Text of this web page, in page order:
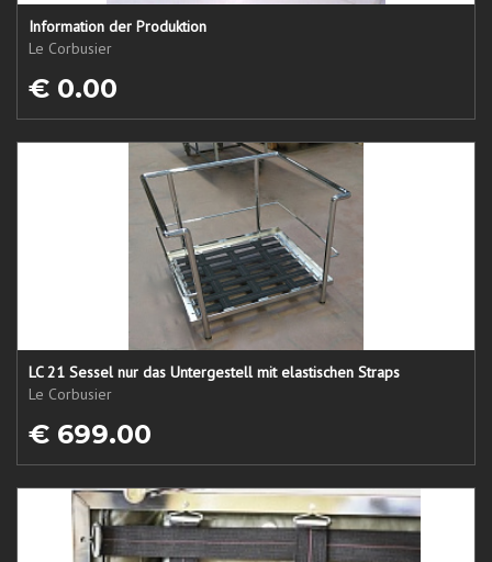
Information der Produktion
Le Corbusier
€ 0.00
LC 21 Sessel nur das Untergestell mit elastischen Straps
Le Corbusier
€ 699.00